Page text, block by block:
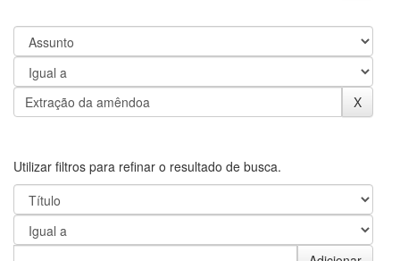
Utilizar filtros para refinar o resultado de busca.